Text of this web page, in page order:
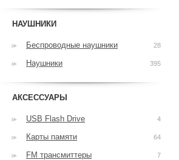
НАУШНИКИ
Беспроводные наушники 28
Наушники 395
АКСЕССУАРЫ
USB Flash Drive 4
Карты памяти 64
FM трансмиттеры 7